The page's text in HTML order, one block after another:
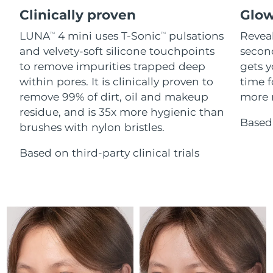
Clinically proven
LUNATM 4 mini uses T-SonicTM
pulsations
and velvety-soft silicone touchpoints
to remove impurities trapped deep
within pores. It is clinically proven to
remove 99% of dirt, oil and makeup
residue, and is 35x more hygienic than
brushes with nylon bristles.
Based on third-party clinical trials
gets
time
more
18% PAP
Kozmetik ürünleri
Tüm Ürünler
12/08/2026
Yunanistan
Tahmini teslim tarihi
Çin Hong Kong ÖİB
Tahmini teslim tarihi
09/08/2026
Macaristan
Tahmini teslim tarihi
08/08/2026
İzlanda
İrlanda
Tahmini teslim tarihi
08/08/2026
Man Adası
Tahmini teslim tarihi
10/08/2026